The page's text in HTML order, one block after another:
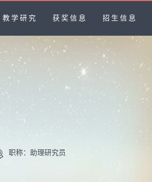
教学研究 获奖信息 招生信息
职称：助理研究员